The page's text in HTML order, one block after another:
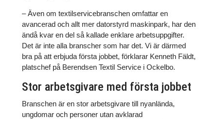
– Även om textilservicebranschen omfattar en
avancerad och allt mer datorstyrd maskinpark, har den
ändå kvar en del så kallade enklare arbetsuppgifter.
Det är inte alla branscher som har det. Vi är därmed
bra på att erbjuda första jobbet, förklarar Kenneth Fäldt,
platschef på Berendsen Textil Service i Ockelbo.
Stor arbetsgivare med första jobbet
Branschen är en stor arbetsgivare till nyanlända,
ungdomar och personer utan avklarad